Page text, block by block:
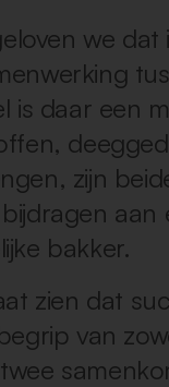
we
is daar een
zijn
bakker.
zien dat
van